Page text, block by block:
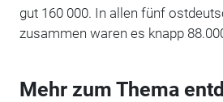
gut 160 000. In allen fünf
zusammen waren es knapp
Mehr zum Thema